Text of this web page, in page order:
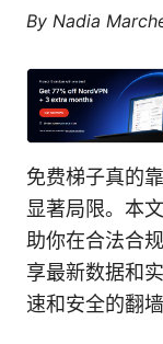
By Nadia
免费梯子真的
显著局限。本
助你在合法合
享最新数据和
速和安全的翻墙